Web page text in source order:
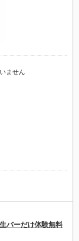
ません
バーだけ体験無料